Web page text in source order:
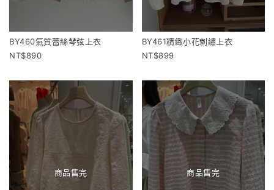
BY460氣質蕾絲琴弦上衣
890
BY461精緻小花刺繡上衣
899
商品售完 商品售完